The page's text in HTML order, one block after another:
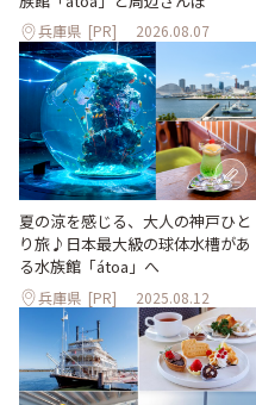
兵庫県 [PR] 2026.08.07
夏の涼を感じる、大人の神戸ひと
り旅♪日本最大級の球体水槽があ
る水族館「átoa」へ
兵庫県 [PR] 2025.08.12